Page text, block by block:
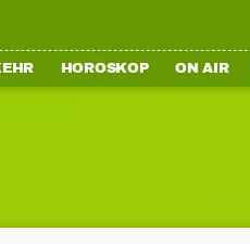
HOROSKOP ON AIR